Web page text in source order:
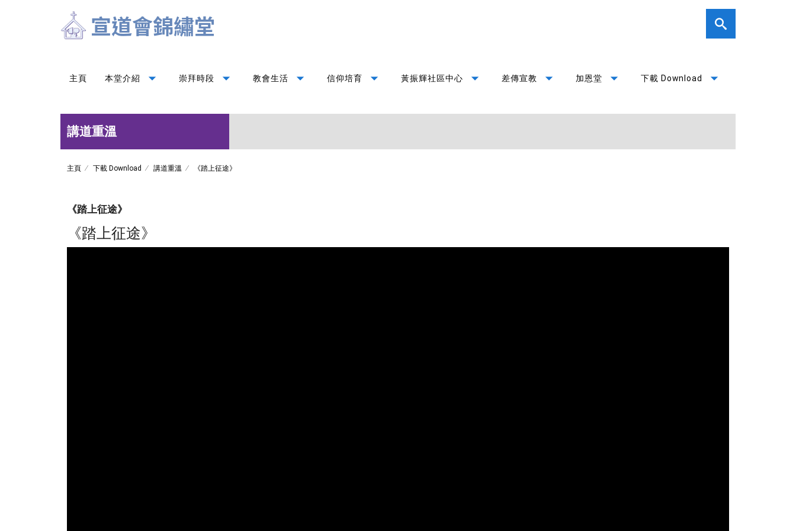
主頁 本堂介紹 arrow_drop_down 崇拜時段 arrow_drop_down 教會生活 arrow_drop_down 信仰培育 arrow_drop_down 黃振輝社區中心 arrow_drop_down 差傳宣教 arrow_drop_down 加恩堂 arrow_drop_down 下載 Download arrow_drop_down
講道重溫
主頁 下載 Download 講道重溫 《踏上征途》
《踏上征途》
《踏上征途》